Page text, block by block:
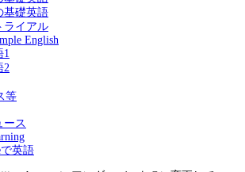
基礎英語
ライアル
English
1
2
等
ース
で英語